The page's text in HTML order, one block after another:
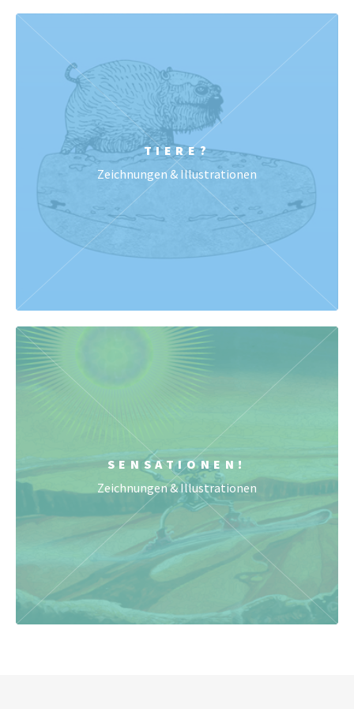
TIERE?
Zeichnungen & Illustrationen
SENSATIONEN!
Zeichnungen & Illustrationen